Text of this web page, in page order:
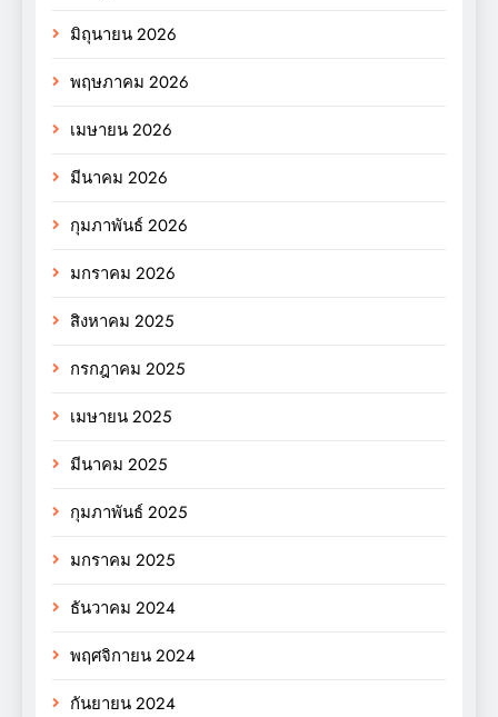
มิถุนายน 2026
พฤษภาคม 2026
เมษายน 2026
มีนาคม 2026
กุมภาพันธ์ 2026
มกราคม 2026
สิงหาคม 2025
กรกฎาคม 2025
เมษายน 2025
มีนาคม 2025
กุมภาพันธ์ 2025
มกราคม 2025
ธันวาคม 2024
พฤศจิกายน 2024
กันยายน 2024